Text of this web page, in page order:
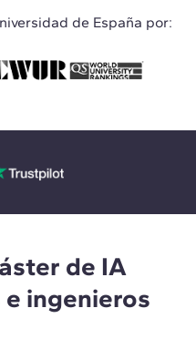
de España por:
de IA
ingenieros